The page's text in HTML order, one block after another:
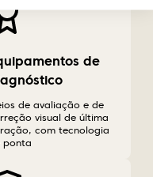
de
de avaliação e de
visual de última
com tecnologia
ponta